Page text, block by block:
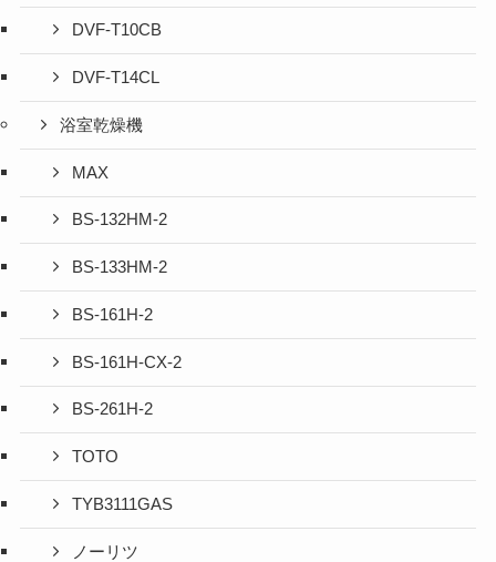
DVF-T10CB
DVF-T14CL
浴室乾燥機
MAX
BS-132HM-2
BS-133HM-2
BS-161H-2
BS-161H-CX-2
BS-261H-2
TOTO
TYB3111GAS
ノーリツ